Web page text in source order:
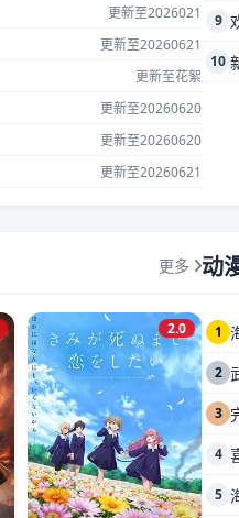
更新至2026021
更新至20260621
更新至花絮
更新至20260620
更新至20260620
更新至20260621
9
10
更多
2.0
动
1
2
3
4
5